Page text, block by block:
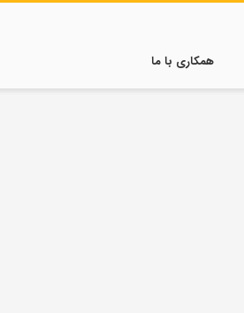
همکاری با ما